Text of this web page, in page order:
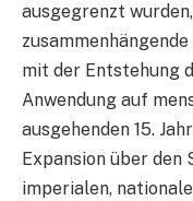
ausgegrenzt
mit der Entstehung
Anwendung auf
ausgehenden 15.
Expansion über den
imperialen,